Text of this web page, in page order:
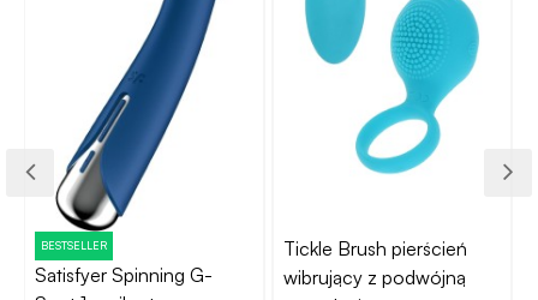
BESTSELLER
Satisfyer Spinning G-
Tickle Brush pierścień
wibrujący z podwójną